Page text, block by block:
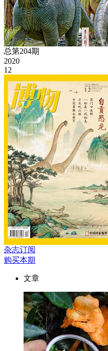
总第204期
2020
12
杂志订阅
购买本期
文章